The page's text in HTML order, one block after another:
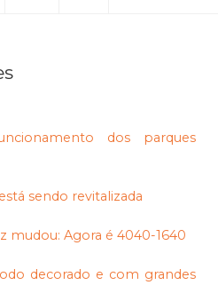
dos parques
sendo revitalizada
mudou: Agora é 4040-1640
decorado e com grandes